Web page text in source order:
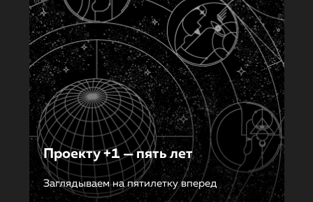
Проекту +1 — пять лет
Заглядываем на пятилетку вперед